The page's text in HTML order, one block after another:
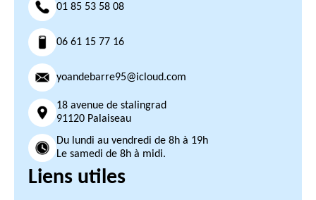
01 85 53 58 08
06 61 15 77 16
yoandebarre95@icloud.com
18 avenue de stalingrad
91120 Palaiseau
Du lundi au vendredi de 8h à 19h
Le samedi de 8h à midi.
Liens utiles